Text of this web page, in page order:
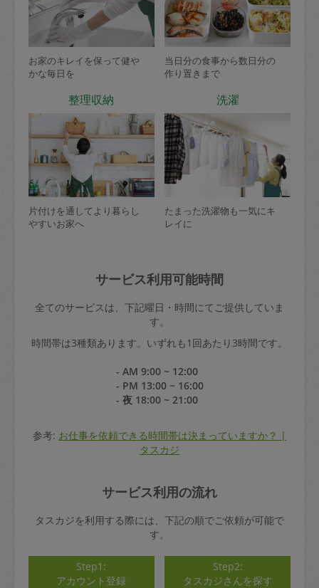
お家のキレイを保って健や
かな毎日を
当日分の食事から数日分の
作り置きまで
整理収納
片付けを通してより暮らし
やすいお家へ
洗濯
たまった洗濯物も一気にキ
レイに
サービス利用可能時間
全てのサービスは、下記曜日・時間にてご提供していま
す。
時間帯は3種類あります。いずれも1回あたり3時間です。
- AM 9:00 ~ 12:00
- PM 13:00 ~ 16:00
- 夜 18:00 ~ 21:00
参考: お仕事を依頼できる時間帯は決まっていますか？ |
タスカジ
サービス利用の流れ
タスカジを利用する際には、下記の順でご依頼が可能で
す。
Step1:
アカウント登録
Step2:
タスカジさんを探す